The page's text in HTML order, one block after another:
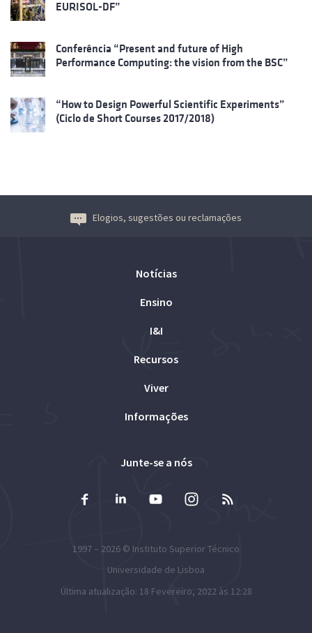
EURISOL-DF”
Conferência “Present and future of High
Performance Computing: the vision from the BSC”
“How to Design Powerful Scientific Experiments”
(Ciclo de Short Courses 2017/2018)
Elogios, sugestões ou reclamações
Notícias
Ensino
I&I
Recursos
Viver
Informações
Junte-se a nós
1997 – 2026 © Instituto Superior Técnico
Universidade de Lisboa
Última atualização: 18 Fevereiro, 2022 às 12:28